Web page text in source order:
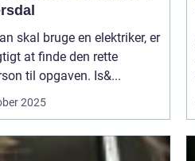
skal bruge en elektriker, er
at finde den rette
til opgaven. Is&...
2025